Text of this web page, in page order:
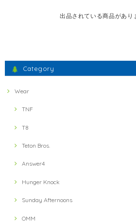
出品されている商品があり
Category
Wear
TNF
T8
Teton Bros.
Answer4
Hunger Knock
Sunday Afternoons
OMM